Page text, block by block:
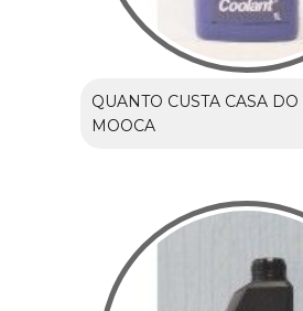
QUANTO CUSTA CASA
MOOCA